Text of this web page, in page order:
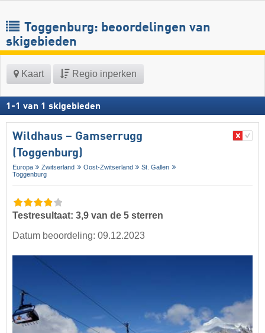
Toggenburg: beoordelingen van
skigebieden
Kaart Regio inperken
1 -1 van 1 skigebieden
Wildhaus – Gamserrugg
(Toggenburg)
Europa Zwitserland Oost-Zwitserland
St. Gallen
Toggenburg
Testresultaat: 3,9 van de 5 sterren
Datum beoordeling: 09.12.2023